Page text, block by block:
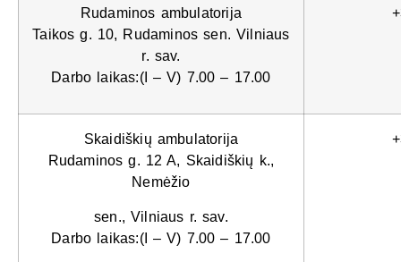
Rudaminos ambulatorija
Taikos g. 10, Rudaminos sen. Vilniaus
r. sav.
Darbo laikas:(I – V) 7.00 – 17.00
Skaidiškių ambulatorija
Rudaminos g. 12 A, Skaidiškių k.,
Nemėžio
sen., Vilniaus r. sav.
Darbo laikas:(I – V) 7.00 – 17.00